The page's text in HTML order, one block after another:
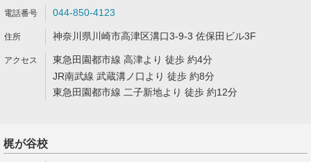
044-850-4123
神奈川県川崎市高津区溝口3-9-3 佐保田ビル3F
東急田園都市線 高津より 徒歩 約4分
JR南武線 武蔵溝ノ口より 徒歩 約8分
東急田園都市線 二子新地より 徒歩 約12分
梶が谷校